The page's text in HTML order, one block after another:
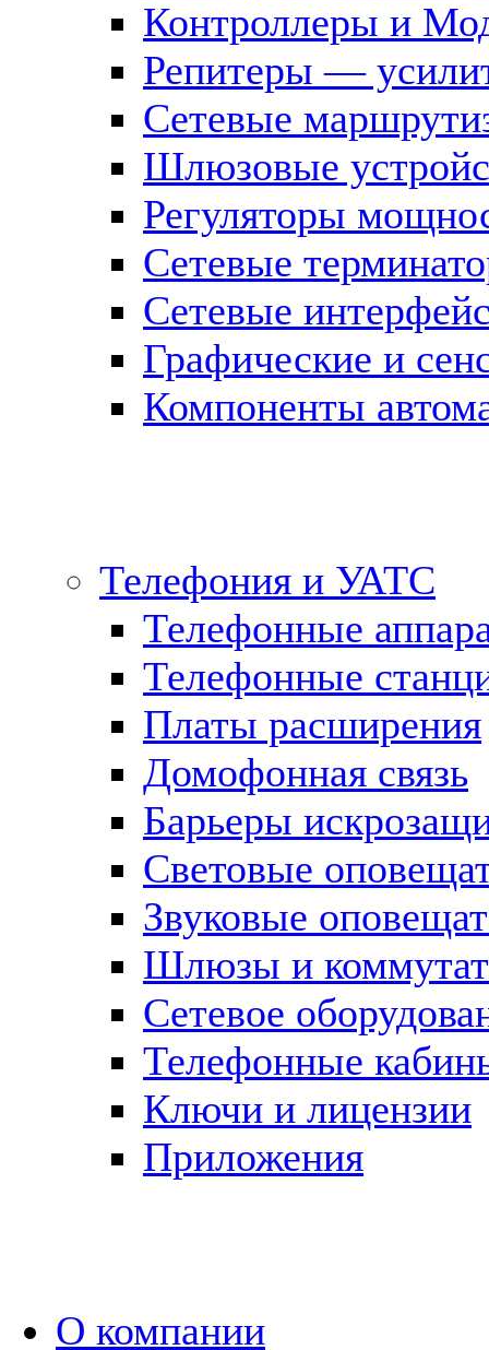
Контроллеры и
Репитеры —
Сетевые
Шлюзовые
Регуляторы
Сетевые
Сетевые
Графические и
Компоненты
Телефония и УАТС
Телефонные
Телефонные
Платы расширения
Домофонная связь
Барьеры
Световые
Звуковые
Шлюзы и
Сетевое
Телефонные
Ключи и лицензии
Приложения
О компании